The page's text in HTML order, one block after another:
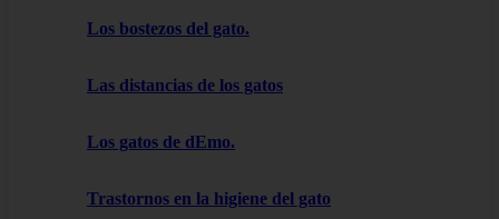
Los bostezos del gato.
Las distancias de los gatos
Los gatos de dEmo.
Trastornos en la higiene del gato